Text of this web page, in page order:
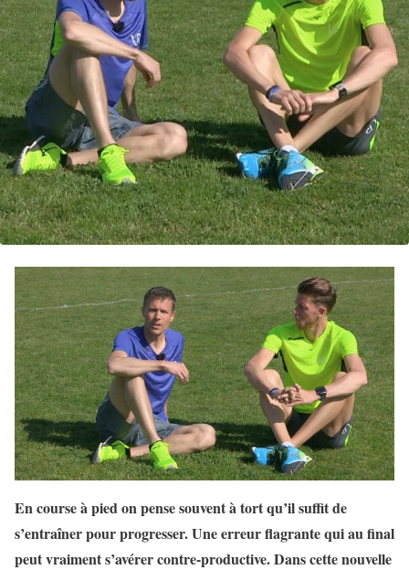
En course à pied on pense souvent à tort qu’il suffit de
s’entraîner pour progresser. Une erreur flagrante qui au final
peut vraiment s’avérer contre-productive. Dans cette nouvelle